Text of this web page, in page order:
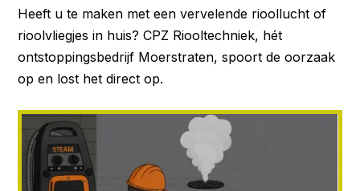
Heeft u te maken met een vervelende rioollucht of
rioolvliegjes in huis? CPZ Riooltechniek, hét
ontstoppingsbedrijf Moerstraten, spoort de oorzaak
op en lost het direct op.